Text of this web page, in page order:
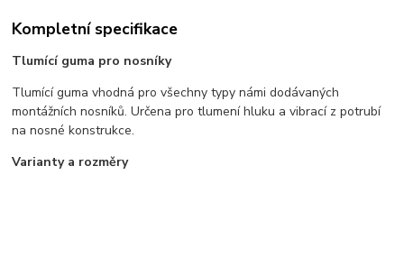
Kompletní specifikace
Tlumící guma pro nosníky
Tlumící guma vhodná pro všechny typy námi dodávaných
montážních nosníků. Určena pro tlumení hluku a vibrací z potrubí
na nosné konstrukce.
Varianty a rozměry